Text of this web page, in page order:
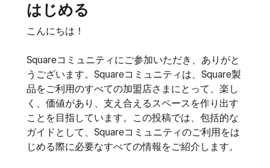
はじめる
こんにちは！
Squareコミュニティにご参加いただき、ありがと
うございます。Squareコミュニティは、Square製
品をご利用のすべての加盟店さまにとって、楽し
く、価値があり、支え合えるスペースを作り出す
ことを目指しています。この投稿では、包括的な
ガイドとして、Squareコミュニティのご利用をは
じめる際に必要なすべての情報をご紹介します。